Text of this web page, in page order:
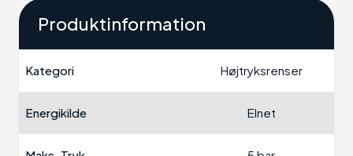
Produktinformation
Kategori Højtryksrenser
Energikilde Elnet